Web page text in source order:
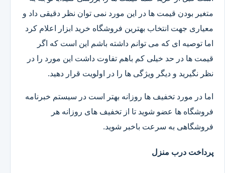
متغیر بودن قیمت ها در این مورد نمی توان نظر دقیقی داد و
معیاری جهت انتخاب بهترین فروشگاه خرید ابزار اعلام کرد
اما توصیه ای که می توانم داشته باشم این است که اگر
قیمت ها در حد خیلی کم باهم تفاوت داشت این مورد را در
نظر نگیرید و دیگر ویژگی ها را در اولویت قرار دهید.
اما در مورد تخفیف ها روزانه بهتر است در سیستم خبرنامه
فروشگاه ها عضو شوید تا از تخفیف های روزانه هر
فروشگاهی به سرعت باخبر شوید.
پرداخت درب منزل